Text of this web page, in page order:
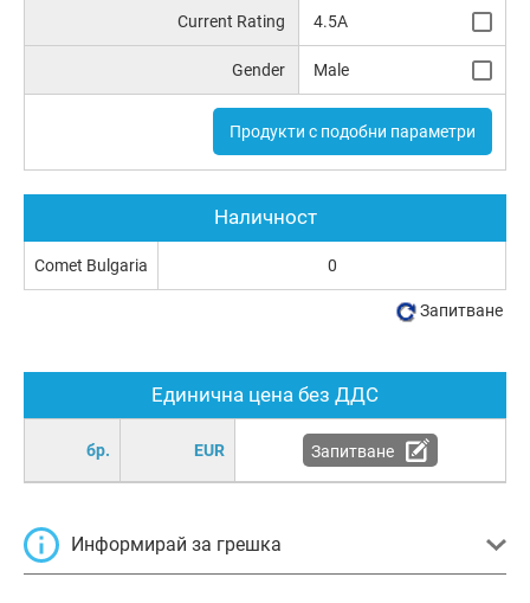
Current Rating 4.5A
Gender Male
Продукти с подобни параметри
Единична цена без ДДС
бр. EUR Запитване
Информирай за грешка
Наличност
Comet Bulgaria 0
Запитване